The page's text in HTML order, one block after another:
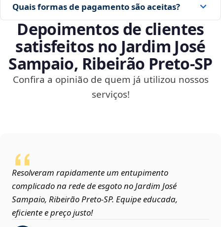
Quais formas de pagamento são aceitas?
Depoimentos de clientes
satisfeitos no Jardim José
Sampaio, Ribeirão Preto‑SP
Confira a opinião de quem já utilizou nossos
serviços!
Resolveram rapidamente um entupimento
complicado na rede de esgoto no Jardim José
Sampaio, Ribeirão Preto‑SP. Equipe educada,
eficiente e preço justo!